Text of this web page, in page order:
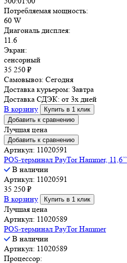
Потребляемая мощность:
60 W
Диагональ дисплея:
11.6
Экран:
сенсорный
35 250 ₽
Самовывоз: Сегодня
Доставка курьером: Завтра
Доставка СДЭК: от 3х дней
В корзину
Купить в 1 клик
Добавить к сравнению
Лучшая цена
Добавить к сравнению
Артикул: 11020591
POS-терминал PayTor Hammer, 11,6’’
В наличии
Артикул: 11020591
35 250 ₽
В корзину
Купить в 1 клик
Лучшая цена
Артикул: 11020589
POS-терминал PayTor Hammer
В наличии
Артикул: 11020589
Процессор: